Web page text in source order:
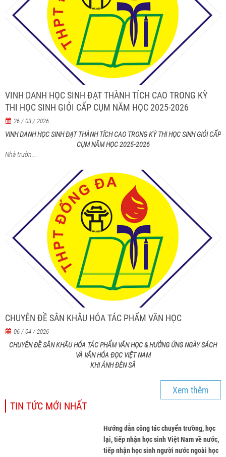
VINH DANH HỌC SINH ĐẠT THÀNH TÍCH CAO TRONG KỲ
THI HỌC SINH GIỎI CẤP CỤM NĂM HỌC 2025-2026
26 / 03 / 2026
VINH DANH HỌC SINH ĐẠT THÀNH TÍCH CAO TRONG KỲ THI HỌC SINH GIỎI CẤP
CỤM NĂM HỌC 2025-2026
Nhà trườn...
CHUYÊN ĐỀ SÂN KHÂU HÓA TÁC PHẨM VĂN HỌC
06 / 04 / 2026
CHUYÊN ĐỀ SÂN KHÂU HÓA TÁC PHẨM VĂN HỌC & HƯỞNG ỨNG NGÀY SÁCH
VÀ VĂN HÓA ĐỌC VIỆT NAM
KHI ÁNH ĐÈN SÂ
Xem thêm
TIN TỨC MỚI NHẤT
Hướng dẫn công tác chuyển trường, học
lại, tiếp nhận học sinh Việt Nam về nước,
tiếp nhận học sinh người nước ngoài học